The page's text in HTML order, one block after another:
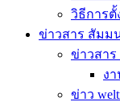
วิธีการตั้
ข่าวสาร สัมม
ข่าวสาร
ง
ข่าว